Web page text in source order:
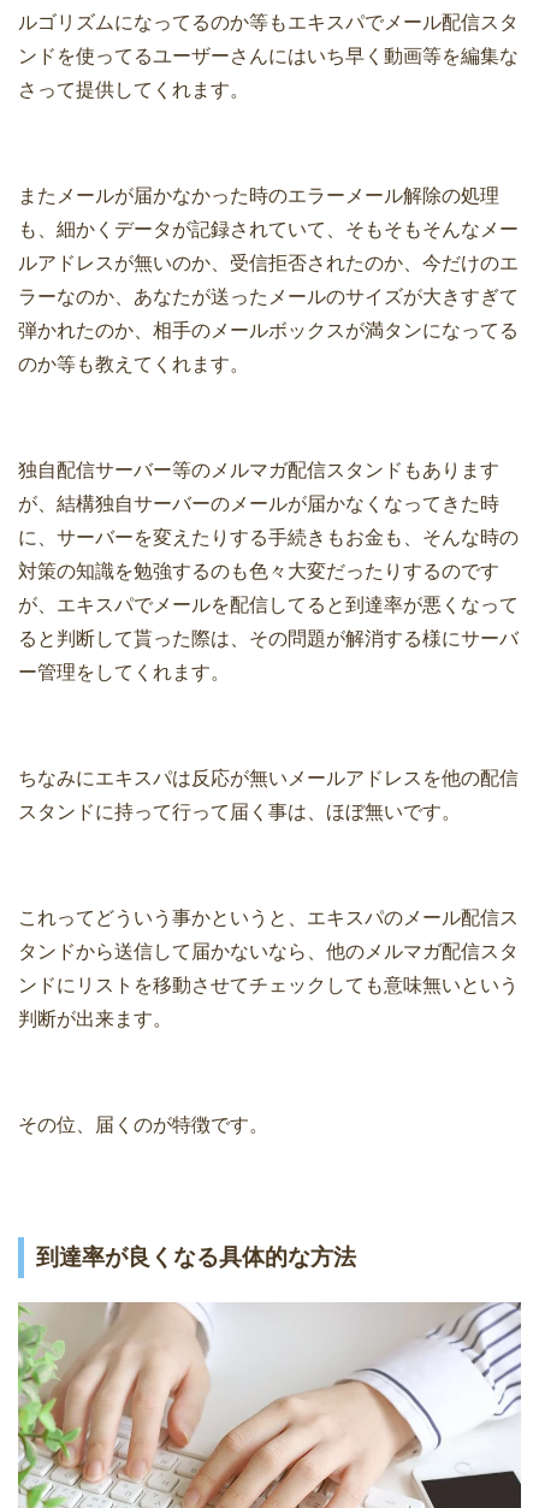
ルゴリズムになってるのか等もエキスパでメール配信スタ
ンドを使ってるユーザーさんにはいち早く動画等を編集な
さって提供してくれます。
またメールが届かなかった時のエラーメール解除の処理
も、細かくデータが記録されていて、そもそもそんなメー
ルアドレスが無いのか、受信拒否されたのか、今だけのエ
ラーなのか、あなたが送ったメールのサイズが大きすぎて
弾かれたのか、相手のメールボックスが満タンになってる
のか等も教えてくれます。
独自配信サーバー等のメルマガ配信スタンドもあります
が、結構独自サーバーのメールが届かなくなってきた時
に、サーバーを変えたりする手続きもお金も、そんな時の
対策の知識を勉強するのも色々大変だったりするのです
が、エキスパでメールを配信してると到達率が悪くなって
ると判断して貰った際は、その問題が解消する様にサーバ
ー管理をしてくれます。
ちなみにエキスパは反応が無いメールアドレスを他の配信
スタンドに持って行って届く事は、ほぼ無いです。
これってどういう事かというと、エキスパのメール配信ス
タンドから送信して届かないなら、他のメルマガ配信スタ
ンドにリストを移動させてチェックしても意味無いという
判断が出来ます。
その位、届くのが特徴です。
到達率が良くなる具体的な方法